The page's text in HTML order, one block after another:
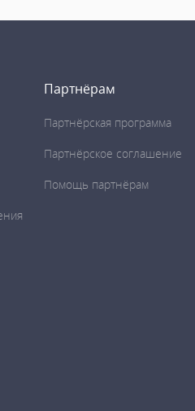
Партнёрам
Партнёрская программа
Партнёрское соглашение
Помощь партнёрам